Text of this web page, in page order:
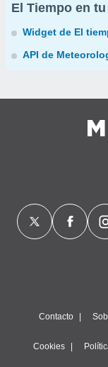
El Tiempo en
Widget de El
API de
Contacto
Cookies